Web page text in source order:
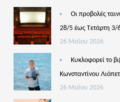
Οι προβολές
28/5 έως Τετάρτη 3/
26 Μαΐου 2026
Κυκλοφορεί το
Κωνσταντίνου
26 Μαΐου 2026